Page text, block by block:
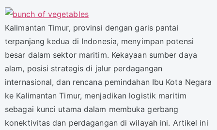
Kalimantan Timur, provinsi dengan garis pantai
terpanjang kedua di Indonesia, menyimpan potensi
besar dalam sektor maritim. Kekayaan sumber daya
alam, posisi strategis di jalur perdagangan
internasional, dan rencana pemindahan Ibu Kota Negara
ke Kalimantan Timur, menjadikan logistik maritim
sebagai kunci utama dalam membuka gerbang
konektivitas dan perdagangan di wilayah ini. Artikel ini